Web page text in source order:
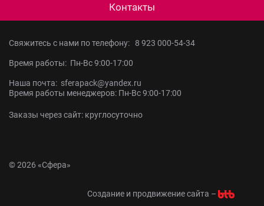
Контакты
Свяжитесь с нами по телефону: 8 923 000-54-34
Время работы: Пн-Вс 9:00-17:00
Наша почта: sferapack@yandex.ru
Время работы менеджеров: Пн-Вс 9:00-17:00
Заказы через сайт: круглосуточно
© 2026 «Сфера»
Создание и продвижение сайта –